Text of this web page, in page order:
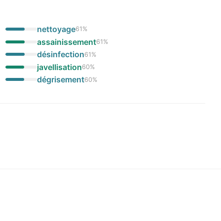
nettoyage61 %
assainissement61 %
désinfection61%
javellisation60%
dégrisement60%